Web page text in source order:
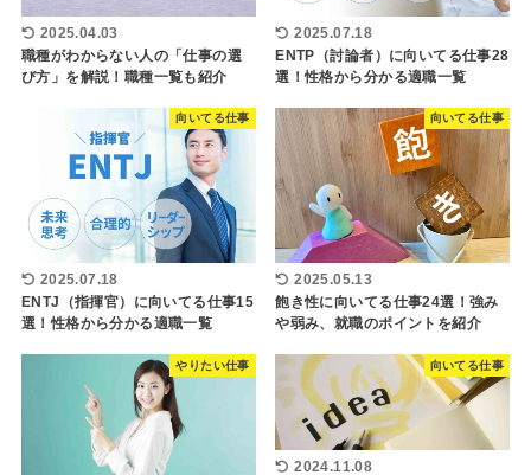
2025.04.03
職種がわからない人の「仕事の選
び方」を解説！職種一覧も紹介
2025.07.18
ENTP（討論者）に向いてる仕事28
選！性格から分かる適職一覧
向いてる仕事
2025.07.18
ENTJ（指揮官）に向いてる仕事15
選！性格から分かる適職一覧
向いてる仕事
2025.05.13
飽き性に向いてる仕事24選！強み
や弱み、就職のポイントを紹介
やりたい仕事 向いてる仕事
2024.11.08